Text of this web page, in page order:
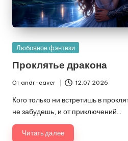
Опубликовано
Любовное фэнтези
Проклятье дракона
от
От andr-caver 12.07.2026
Кого только ни встретишь в
не забудешь, и от приключений…
Читать далее